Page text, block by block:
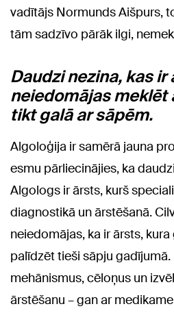
vadītājs Normunds Aišpurs,
tām sadzīvo pārāk ilgi,
Daudzi nezina, kas
neiedomājas meklēt
tikt galā ar sāpēm.
Algoloģija ir samērā jauna
esmu pārliecinājies, ka
Algologs ir ārsts, kurš
diagnostikā un ārstēšanā.
neiedomājas, ka ir ārsts,
palīdzēt tieši sāpju
mehānismus, cēloņus un
ārstēšanu – gan ar